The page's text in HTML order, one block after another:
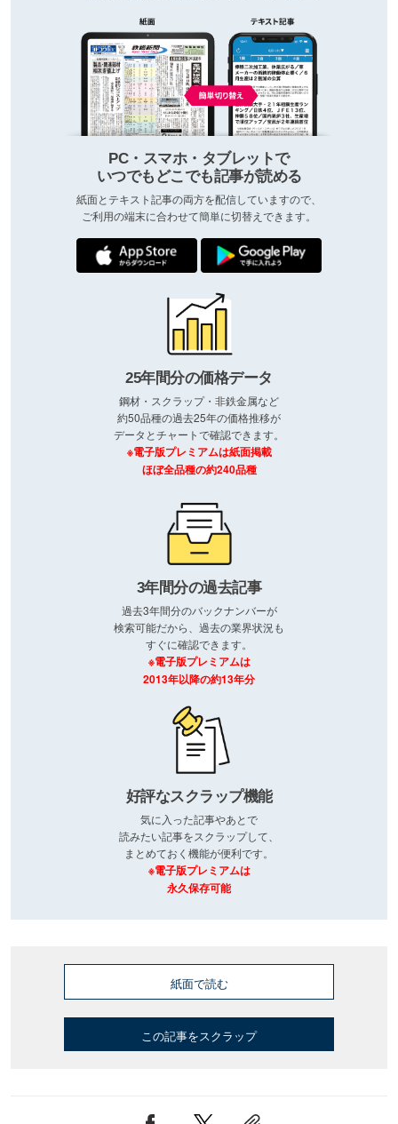
PC・スマホ・タブレットで
いつでもどこでも記事が読める
紙面とテキスト記事の両方を配信していますので、
ご利用の端末に合わせて簡単に切替えできます。
25年間分の価格データ
鋼材・スクラップ・非鉄金属など
約50品種の過去25年の価格推移が
データとチャートで確認できます。
※電子版プレミアムは紙面掲載
ほぼ全品種の約240品種
3年間分の過去記事
過去3年間分のバックナンバーが
検索可能だから、過去の業界状況も
すぐに確認できます。
※電子版プレミアムは
2013年以降の約13年分
好評なスクラップ機能
気に入った記事やあとで
読みたい記事をスクラップして、
まとめておく機能が便利です。
※電子版プレミアムは
永久保存可能
紙面で読む
この記事をスクラップ